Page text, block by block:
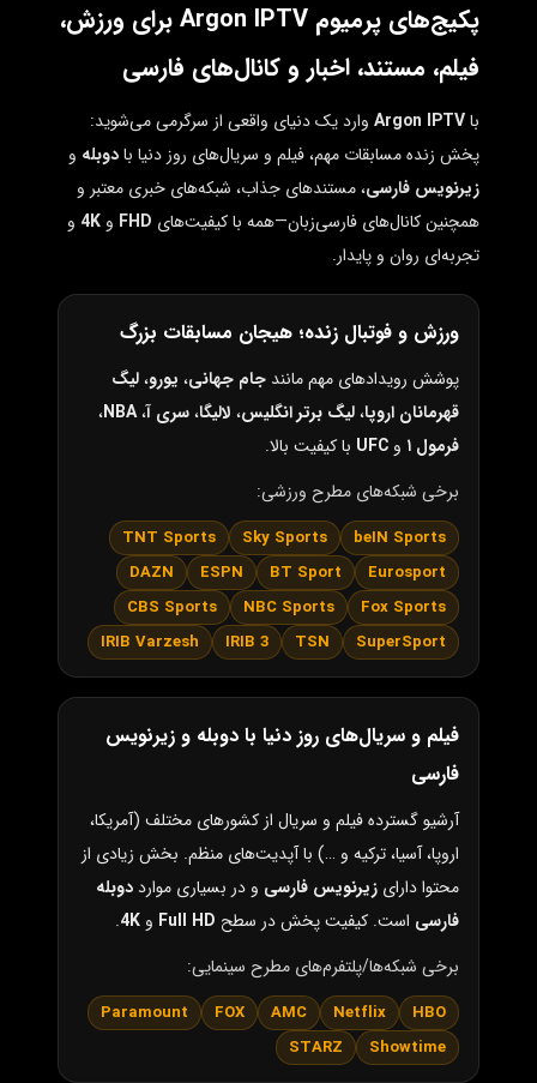
پکیج‌های پرمیوم Argon IPTV برای ورزش،
فیلم، مستند، اخبار و کانال‌های فارسی
باArgon IPTV وارد یک دنیای واقعی از سرگرمی می‌شوید:
پخش زنده مسابقات مهم، فیلم و سریال‌های روز دنیا بادوبله و
زیرنویس فارسی، مستندهای جذاب، شبکه‌های خبری معتبر و
همچنین کانال‌های فارسی‌زبان—همه با کیفیت‌های FHD و 4K و
تجربه‌ای روان و پایدار.
ورزش و فوتبال زنده؛ هیجان مسابقات بزرگ
پوشش رویدادهای مهم مانند جام جهانی، یورو،لیگ
قهرمانان اروپا،لیگ برتر انگلیس، لالیگا،سری آ،NBA،
فرمول ۱
و UFC با کیفیت بالا.
برخی شبکه‌های مطرح ورزشی:
beIN Sports
Sky Sports
TNT Sports
Eurosport
BT Sport
ESPN
DAZN
Fox Sports
NBC Sports
CBS Sports
SuperSport
TSN
IRIB 3
IRIB Varzesh
فیلم و سریال‌های روز دنیا با دوبله و زیرنویس
فارسی
آرشیو گسترده فیلم و سریال از کشورهای مختلف (آمریکا،
اروپا، آسیا، ترکیه و …) با آپدیت‌های منظم. بخش زیادی از
محتوا دارای زیرنویس فارسی و در بسیاری موارددوبله
فارسی است. کیفیت پخش در سطح Full HD و 4K
.
برخی شبکه‌ها/پلتفرم‌های مطرح سینمایی:
HBO
Netflix
AMC
FOX
Paramount
Showtime
STARZ